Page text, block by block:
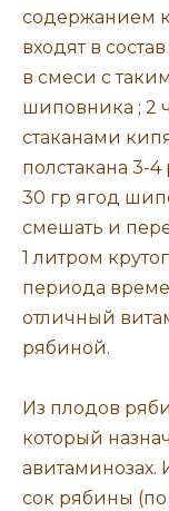
содержанием
входят в
в смеси с
шиповника ; 2
стаканами
полстакана 3-
30 гр ягод
смешать и
1 литром
периода
отличный
рябиной.
Из плодов
который
сок рябины (по